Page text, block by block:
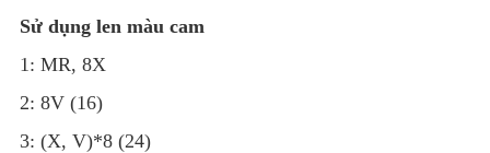
Sử dụng len màu cam
1: MR, 8X
2: 8V (16)
3: (X, V)*8 (24)